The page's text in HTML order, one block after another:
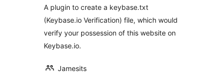
A plugin to create a keybase.txt
(Keybase.io Verification) file, which would
verify your possession of this website on
Keybase.io.
Jamesits